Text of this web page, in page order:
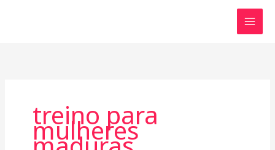
treino para
mulheres